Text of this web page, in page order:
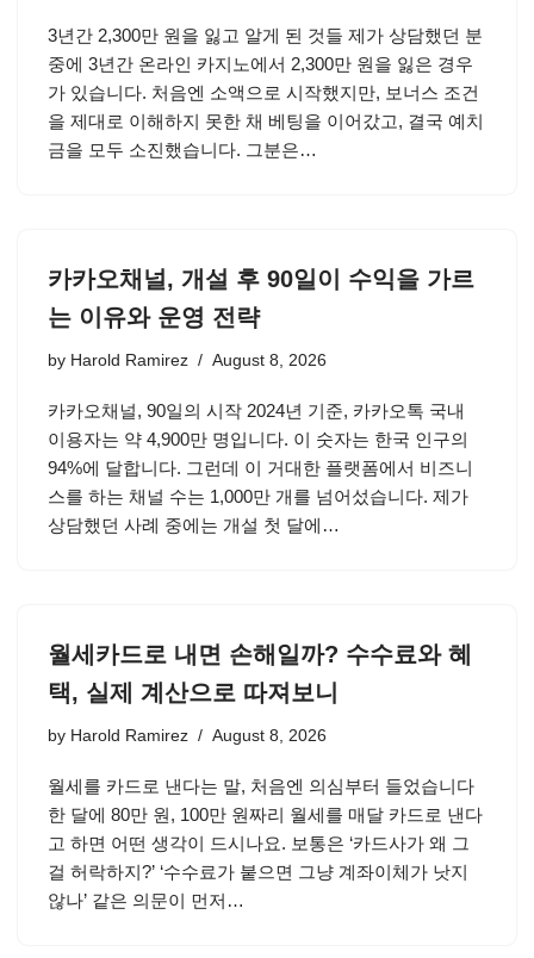
3년간 2,300만 원을 잃고 알게 된 것들 제가 상담했던 분
중에 3년간 온라인 카지노에서 2,300만 원을 잃은 경우
가 있습니다. 처음엔 소액으로 시작했지만, 보너스 조건
을 제대로 이해하지 못한 채 베팅을 이어갔고, 결국 예치
금을 모두 소진했습니다. 그분은…
카카오채널, 개설 후 90일이 수익을 가르
는 이유와 운영 전략
by Harold Ramirez August 8, 2026
카카오채널, 90일의 시작 2024년 기준, 카카오톡 국내
이용자는 약 4,900만 명입니다. 이 숫자는 한국 인구의
94%에 달합니다. 그런데 이 거대한 플랫폼에서 비즈니
스를 하는 채널 수는 1,000만 개를 넘어섰습니다. 제가
상담했던 사례 중에는 개설 첫 달에…
월세카드로 내면 손해일까? 수수료와 혜
택, 실제 계산으로 따져보니
by Harold Ramirez August 8, 2026
월세를 카드로 낸다는 말, 처음엔 의심부터 들었습니다
한 달에 80만 원, 100만 원짜리 월세를 매달 카드로 낸다
고 하면 어떤 생각이 드시나요. 보통은 ‘카드사가 왜 그
걸 허락하지?’ ‘수수료가 붙으면 그냥 계좌이체가 낫지
않나’ 같은 의문이 먼저…